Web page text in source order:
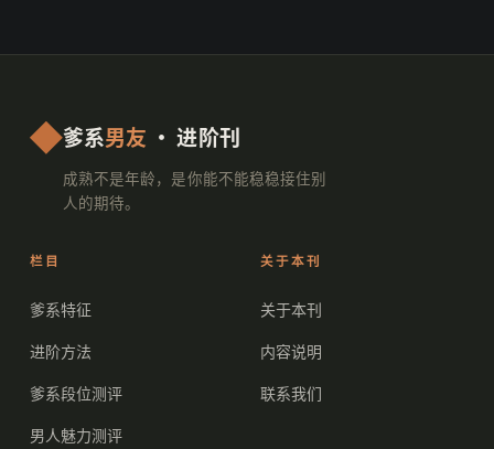
爹系男友 · 进阶刊
成熟不是年龄，是你能不能稳稳接住别
人的期待。
栏目
爹系特征
进阶方法
爹系段位测评
男人魅力测评
关于本刊
关于本刊
内容说明
联系我们